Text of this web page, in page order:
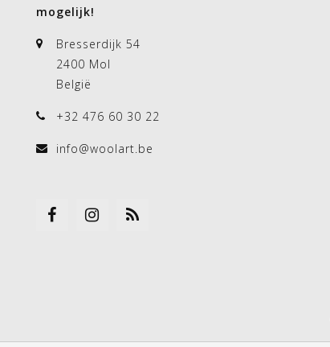
mogelijk!
Bresserdijk 54
2400 Mol
België
+32 476 60 30 22
info@woolart.be